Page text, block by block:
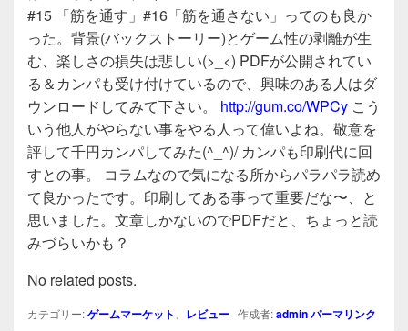
#15 「筋を通す」#16「筋を通さない」ってのも良か
った。背景(バックストーリー)とゲーム性の剥離が生
む、楽しさの損失は悲しい(>_<) PDFが公開されてい
る＆カンパも受け付けているので、興味のある人はダ
ウンロードしてみて下さい。 http://gum.co/WPCy こう
いう他人がやらない事をやる人って偉いよね。敬意を
評して千円カンパしてみた(^_^)/ カンパも印刷代に回
すとの事。 コラムなので気になる所からパラパラ読め
て良かったです。印刷してある事って重要だな〜、と
思いました。文章しかないのでPDFだと、ちょっと読
みづらいかも？
No related posts.
カテゴリー:ゲームマーケット レビュー 作成者:adminパーマリンク